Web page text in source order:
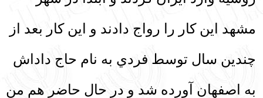
مشهد اين كار را رواج دادند و اين كار بعد از
چندين سال توسط فردي به نام حاج داداش
به اصفهان آورده شد و در حال حاضر هم من